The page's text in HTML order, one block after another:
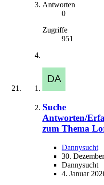
Antworten
0
Zugriffe
951
Suche
Antworten/
zum Thema
Dannysucht
30.
Dannysucht
4. Januar